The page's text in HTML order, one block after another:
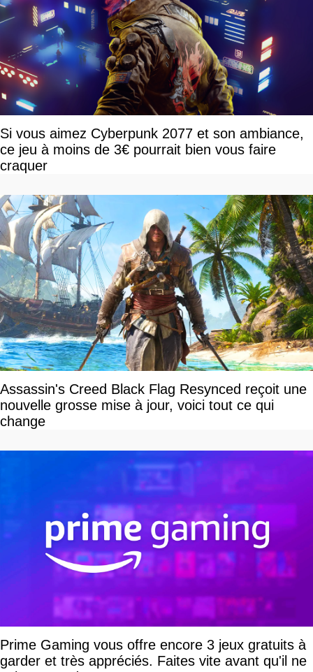
Si vous aimez Cyberpunk 2077 et son ambiance,
ce jeu à moins de 3€ pourrait bien vous faire
craquer
Assassin's Creed Black Flag Resynced reçoit une
nouvelle grosse mise à jour, voici tout ce qui
change
Prime Gaming vous offre encore 3 jeux gratuits à
garder et très appréciés. Faites vite avant qu'il ne